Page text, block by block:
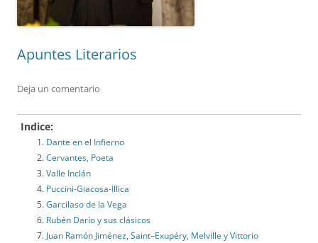
Apuntes Literarios
Deja un comentario
Indice:
Dante en el Infierno
Cervantes, Poeta
Valle Inclán
Puccini-Giacosa-Illica
Garcilaso de la Vega
Rubén Darío y sus clásicos
Juan Ramón Jiménez, Saint–Exupéry, Melville y Vittorio